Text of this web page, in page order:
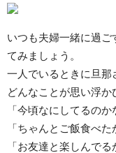
いつも夫婦一緒に過
てみましょう。
一人でいるときに旦那
どんなことが思い浮か
「今頃なにしてるのか
「ちゃんとご飯食べた
「お友達と楽しんでる